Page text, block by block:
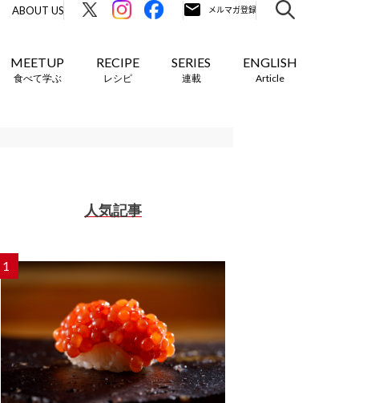
ABOUT US
MEETUP
食べて学ぶ
RECIPE
レシピ
SERIES
連載
ENGLISH
Article
人気記事
1